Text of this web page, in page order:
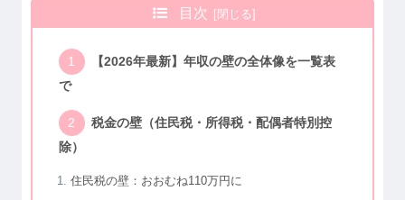
目次
【2026年最新】年収の壁の全体像を一覧表
で
税金の壁（住民税・所得税・配偶者特別控
除）
住民税の壁：おおむね110万円に